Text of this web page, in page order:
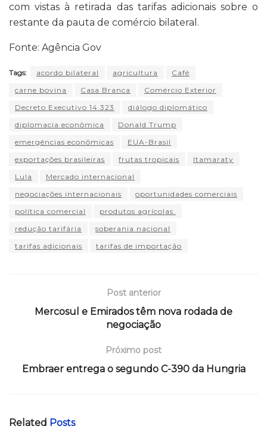
com vistas à retirada das tarifas adicionais sobre o
restante da pauta de comércio bilateral.
Fonte: Agência Gov
Tags: acordo bilateral agricultura
Café
carne bovina
Casa Branca
Comércio Exterior
Decreto Executivo 14.323
diálogo diplomático
diplomacia econômica
Donald Trump
emergências econômicas
EUA-Brasil
exportações brasileiras
frutas tropicais
Itamaraty
Lula
Mercado internacional
negociações internacionais
oportunidades comerciais
política comercial
produtos agrícolas.
redução tarifária
soberania nacional
tarifas adicionais
tarifas de importação
Post anterior
Mercosul e Emirados têm nova rodada de
negociação
Próximo post
Embraer entrega o segundo C-390 da Hungria
Related Posts